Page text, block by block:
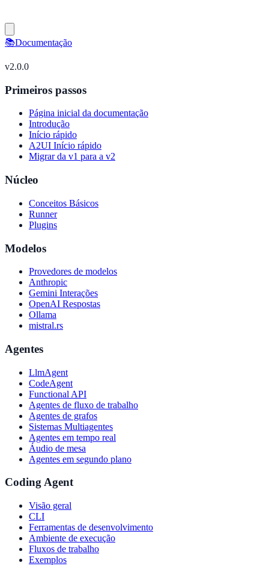
📚Documentação
v2.0.0
Primeiros passos
Página inicial da documentação
Introdução
Início rápido
A2UI Início rápido
Migrar da v1 para a v2
Núcleo
Conceitos Básicos
Runner
Plugins
Modelos
Provedores de modelos
Anthropic
Gemini Interações
OpenAI Respostas
Ollama
mistral.rs
Agentes
LlmAgent
CodeAgent
Functional API
Agentes de fluxo de trabalho
Agentes de grafos
Sistemas Multiagentes
Agentes em tempo real
Áudio de mesa
Agentes em segundo plano
Coding Agent
Visão geral
CLI
Ferramentas de desenvolvimento
Ambiente de execução
Fluxos de trabalho
Exemplos